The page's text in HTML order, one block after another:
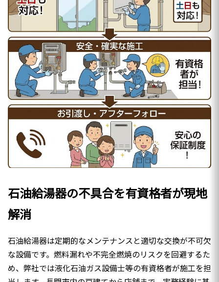
石油給湯器の不具合を有資格者が現地
解消
石油給湯器は定期的なメンテナンスと適切な交換が不可欠
な設備です。燃料漏れや不完全燃焼のリスクを回避するた
め、弊社では液化石油ガス設備士等の有資格者が施工を担